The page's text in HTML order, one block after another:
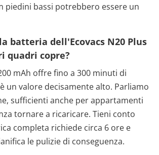
piedini bassi potrebbero essere un
batteria dell'Ecovacs N20 Plus
quadri copre?
mAh offre fino a 300 minuti di
un valore decisamente alto. Parliamo
sufficienti anche per appartamenti
tornare a ricaricare. Tieni conto
completa richiede circa 6 ore e
le pulizie di conseguenza.